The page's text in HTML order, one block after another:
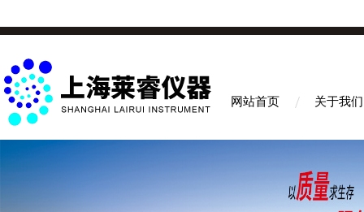
网站首页 关于我们